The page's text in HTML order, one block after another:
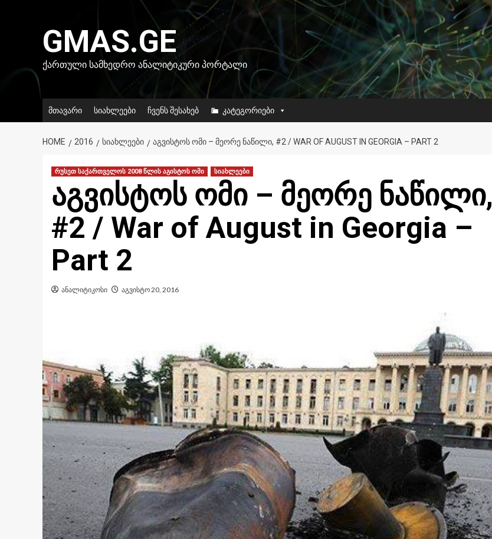
GMAS.GE
ᲥᲐᲠᲗᲣᲚᲘ ᲡᲐᲛᲮᲔᲓᲠᲝ ᲐᲜᲐᲚᲘᲢᲘᲙᲣᲠᲘ ᲞᲝᲠᲢᲐᲚᲘ
მთავარი სიახლეები ჩვენს შესახებ კატეგორიები
HOME 2016 ᲡᲘᲐᲮᲚᲔᲔᲑᲘ ᲐᲒᲕᲘᲡᲢᲝᲡ ᲝᲛᲘ – ᲛᲔᲝᲠᲔ ᲜᲐᲬᲘᲚᲘ, #2 / WAR OF AUGUST IN GEORGIA – PART 2
რუსეთ საქართველოს 2008 წლის აგისტოს ომი სიახლეები
აგვისტოს ომი – მეორე ნაწილი,
#2 / War of August in Georgia –
Part 2
ანალიტიკოსი აგვისტო 20, 2016